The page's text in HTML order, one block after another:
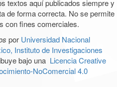
textos aquí publicados siempre y
de forma correcta. No se permite
con fines comerciales.
por Universidad Nacional
Instituto de Investigaciones
bajo una Licencia Creative
NoComercial 4.0